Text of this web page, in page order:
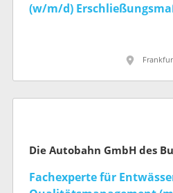
(w/m/d)
Die Autobahn GmbH des
Fachexperte für